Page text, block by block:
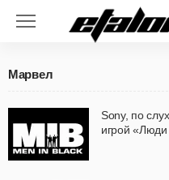
Марвел
Sony, по
игрой